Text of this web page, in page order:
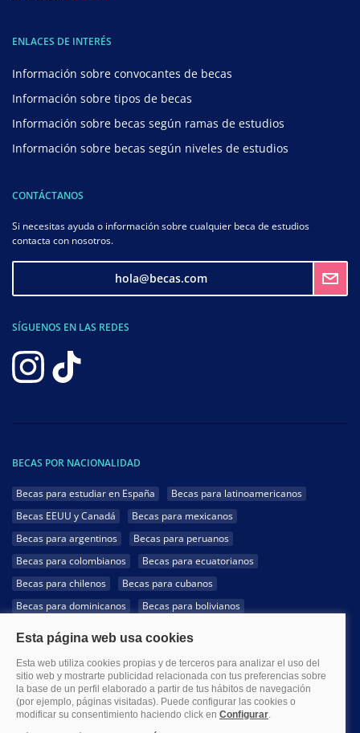
ENLACES DE INTERÉS
Información sobre convocantes de becas
Información sobre tipos de becas
Información sobre becas según ramas de estudios
Información sobre becas según niveles de estudios
CONTÁCTANOS
Si necesitas ayuda o información sobre cualquier beca de estudios
contacta con nosotros.
hola@becas.com
SÍGUENOS EN LAS REDES
BECAS POR NACIONALIDAD
Becas para estudiar en España
Becas para latinoamericanos
Becas EEUU y Canadá
Becas para mexicanos
Becas para argentinos
Becas para peruanos
Becas para colombianos
Becas para ecuatorianos
Becas para chilenos
Becas para cubanos
Becas para dominicanos
Becas para bolivianos
Becas para hondureños
Becas para paraguayos
Becas para uruguayos
Becas para salvadoreños